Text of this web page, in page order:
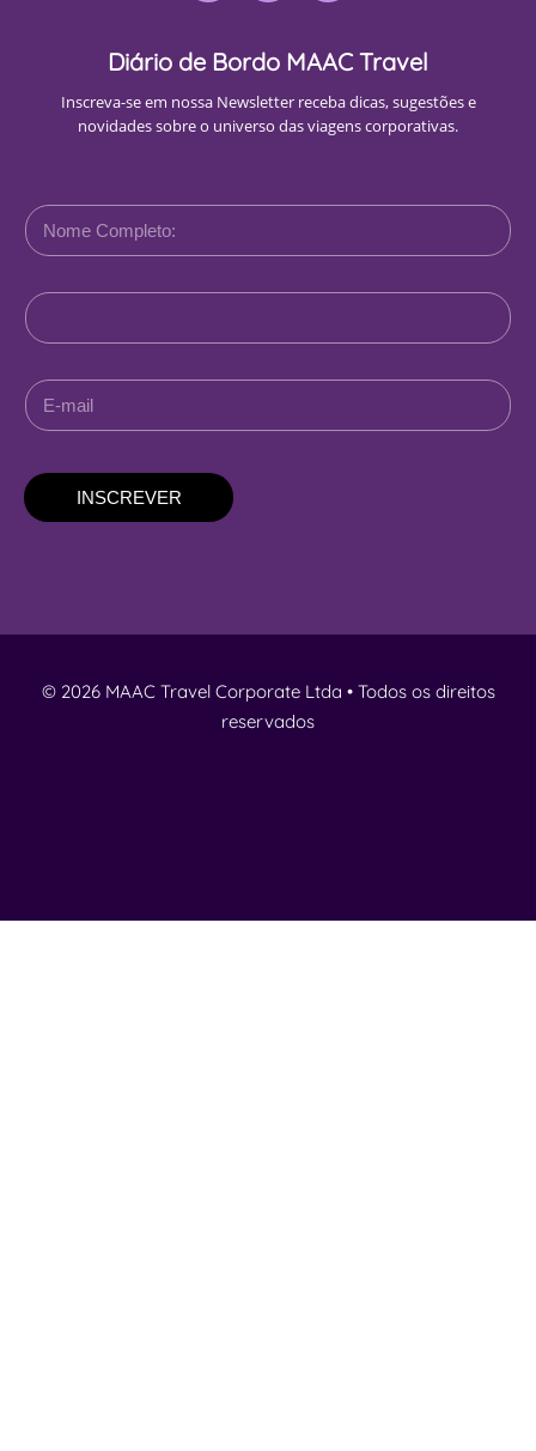
Diário de Bordo MAAC Travel
Inscreva-se em nossa Newsletter receba dicas, sugestões e
novidades sobre o universo das viagens corporativas.
INSCREVER
© 2026 MAAC Travel Corporate Ltda • Todos os direitos
reservados